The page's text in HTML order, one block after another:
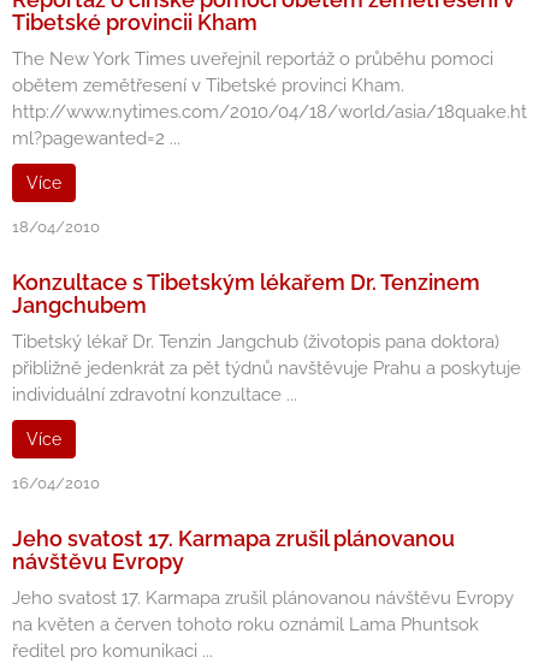
Tibetské provincii Kham
The New York Times uveřejnil reportáž o průběhu pomoci
obětem zemětřesení v Tibetské provinci Kham.
http://www.nytimes.com/2010/04/18/world/asia/18quake.ht
ml?pagewanted=2 ...
Více
18/04/2010
Konzultace s Tibetským lékařem Dr. Tenzinem
Jangchubem
Tibetský lékař Dr. Tenzin Jangchub (životopis pana doktora)
přibližně jedenkrát za pět týdnů navštěvuje Prahu a poskytuje
individuální zdravotní konzultace ...
Více
16/04/2010
Jeho svatost 17. Karmapa zrušil plánovanou
návštěvu Evropy
Jeho svatost 17. Karmapa zrušil plánovanou návštěvu Evropy
na květen a červen tohoto roku oznámil Lama Phuntsok
ředitel pro komunikaci ...